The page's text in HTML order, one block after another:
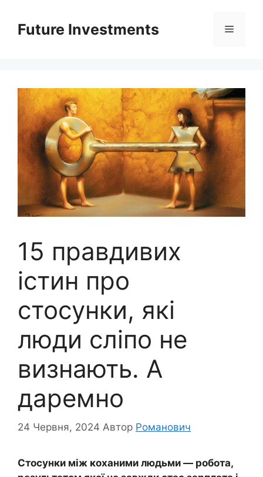
вмістуFuture Investments Меню
15 правдивих
істин про
стосунки, які
люди сліпо не
визнають. А
даремно
24 Червня, 2024 Автор Романович
Стосунки між коханими людьми — робота,